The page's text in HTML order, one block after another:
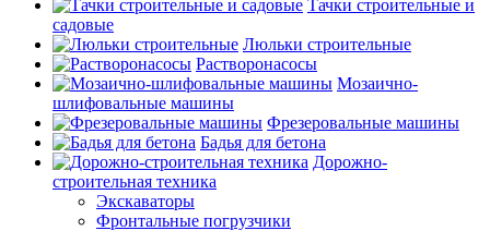
Тачки строительные и
садовые
Люльки строительные
Растворонасосы
Мозаично-
шлифовальные машины
Фрезеровальные машины
Бадья для бетона
Дорожно-
строительная техника
Экскаваторы
Фронтальные погрузчики